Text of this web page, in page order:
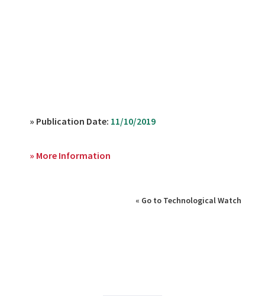
» Publication Date: 11/10/2019
» More Information
« Go to Technological Watch